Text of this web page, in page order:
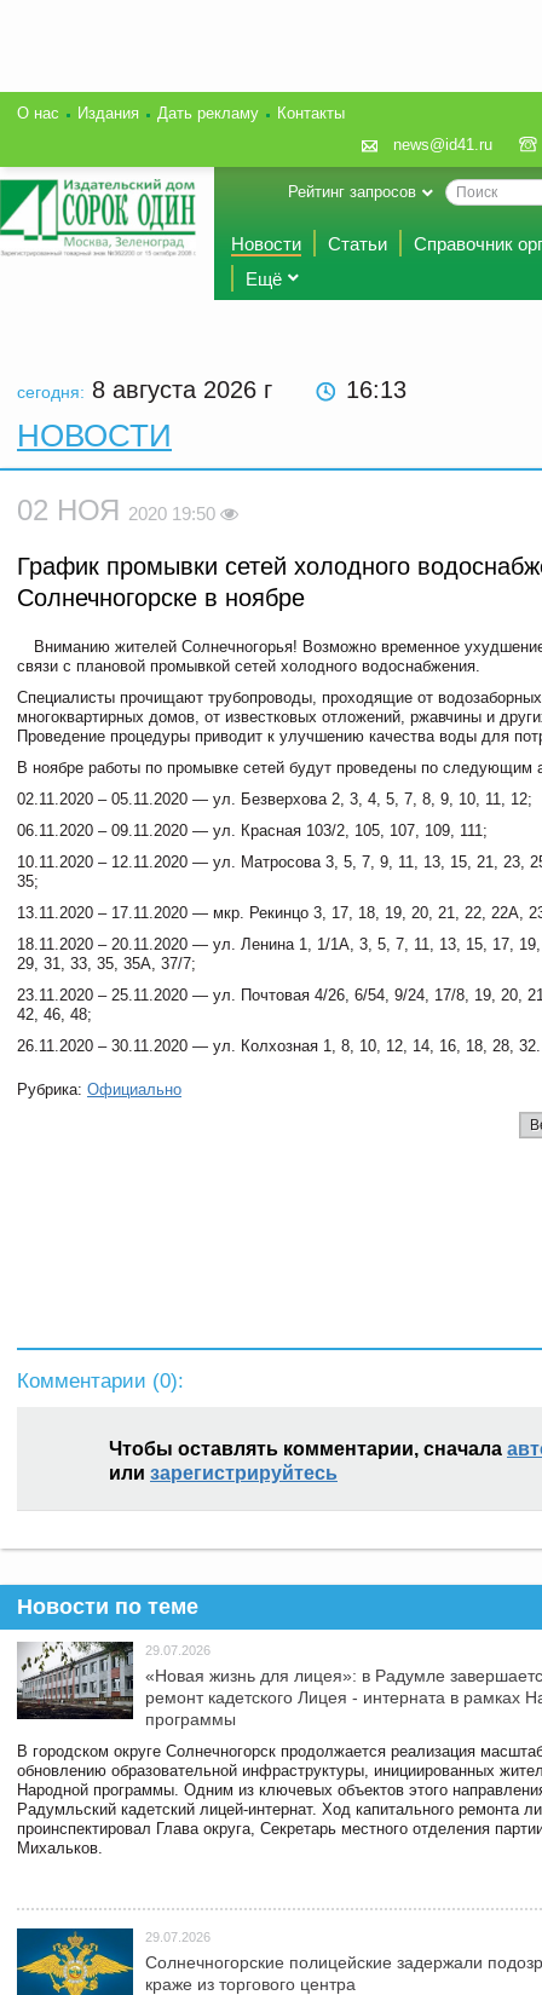
О нас Издания Дать рекламу
Контакты
news@id41.ru
Рейтинг запросов
Новости Статьи
Справочник
Ещё
сегодня: 8 августа 2026 г 16:13
НОВОСТИ
02 НОЯ 2020 19:50
График промывки сетей холодного
Солнечногорске в ноябре
Вниманию жителей Солнечногорья! Возможно временное
связи с плановой промывкой сетей холодного водоснабжения.
Специалисты прочищают трубопроводы, проходящие от
многоквартирных домов, от известковых отложений, ржавчины и
Проведение процедуры приводит к улучшению качества воды для
В ноябре работы по промывке сетей будут проведены по следующим
02.11.2020 – 05.11.2020 — ул. Безверхова 2, 3, 4, 5, 7, 8, 9, 10, 11, 12;
06.11.2020 – 09.11.2020 — ул. Красная 103/2, 105, 107, 109, 111;
10.11.2020 – 12.11.2020 — ул. Матросова 3, 5, 7, 9, 11, 13, 15, 21, 23,
35;
13.11.2020 – 17.11.2020 — мкр. Рекинцо 3, 17, 18, 19, 20, 21, 22, 22А,
18.11.2020 – 20.11.2020 — ул. Ленина 1, 1/1А, 3, 5, 7, 11, 13, 15, 17,
29, 31, 33, 35, 35А, 37/7;
23.11.2020 – 25.11.2020 — ул. Почтовая 4/26, 6/54, 9/24, 17/8, 19, 20,
42, 46, 48;
26.11.2020 – 30.11.2020 — ул. Колхозная 1, 8, 10, 12, 14, 16, 18, 28, 32.
Рубрика: Официально
Комментарии (0):
Чтобы оставлять комментарии, сначала
или зарегистрируйтесь
Новости по теме
29.07.2026
«Новая жизнь для лицея»: в Радумле
ремонт кадетского Лицея - интерната в рамках
программы
В городском округе Солнечногорск продолжается реализация
обновлению образовательной инфраструктуры, инициированных
Народной программы. Одним из ключевых объектов этого
Радумльский кадетский лицей-интернат. Ход капитального ремонта
проинспектировал Глава округа, Секретарь местного отделения
Михальков.
29.07.2026
Солнечногорские полицейские задержали
краже из торгового центра